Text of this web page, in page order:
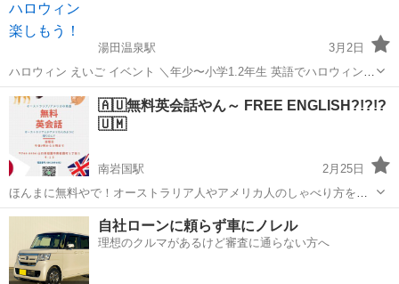
英...
湯田温泉駅
3月2日
ハロウィン えいご イベント ＼年少〜小学1.2年生 英語でハロウィンを
楽しもう／ ピアノに合わせてリズムで英語リトミック🎹 工作や絵本の
読み聞かせ、ハロウィンゲームも！ 英語とハロウィンを体験しません
か？ ...
山口 山口市 湯田温泉駅 その他
🇦🇺無料英会話やん～ FREE ENGLISH?!?!?
🇺🇲
南岩国駅
2月25日
ほんまに無料やで！オーストラリア人やアメリカ人のしゃべり方を真
似して英会話を楽しもう！金曜の夜7時から8時まで、山口県岩国市で
やっとるんや。英会話でちゃっかり外国人みたいにしゃべれるように
なれ！
山口 岩国市 南岩国駅 英会話
自社ローンに頼らず車にノレル
理想のクルマがあるけど審査に通らない方へ